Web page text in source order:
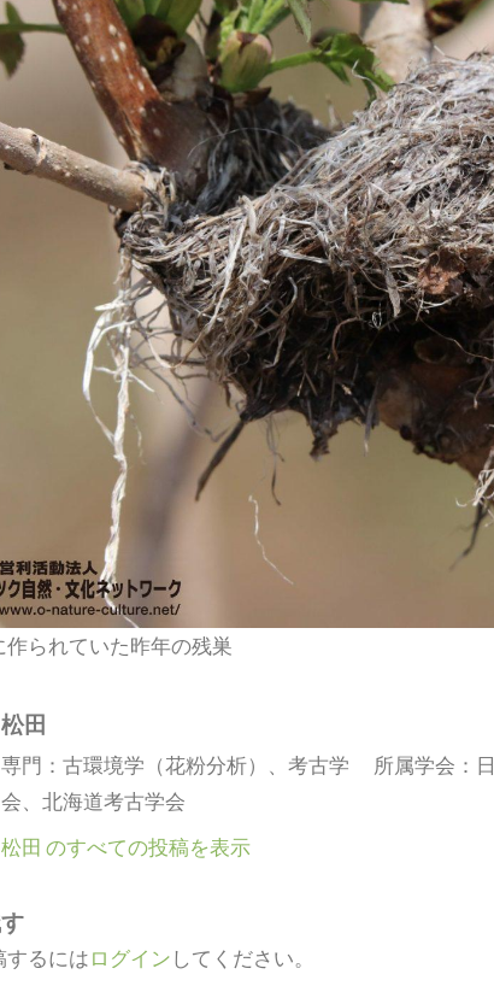
られていた昨年の残巣
松田
専門：古環境学（花粉分析）、考古学 所属学会：
会、北海道考古学会
松田 のすべての投稿を表示
するにはログインしてください。